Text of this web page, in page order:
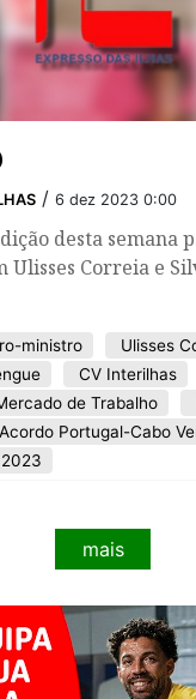
/ 6 dez 2023 0:00
desta semana
Ulisses Correia e
ministro
Ulisses
CV Interilhas
de Trabalho
Acordo Portugal-Cabo
mais